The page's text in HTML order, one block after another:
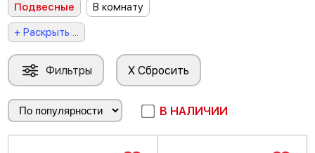
Подвесные
В комнату
+ Раскрыть ...
Фильтры X Сбросить
В НАЛИЧИИ